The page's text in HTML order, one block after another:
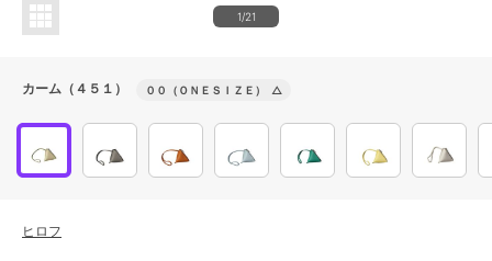
1/21
カーム（４５１） ００（ＯＮＥＳＩＺＥ） △
ヒロフ